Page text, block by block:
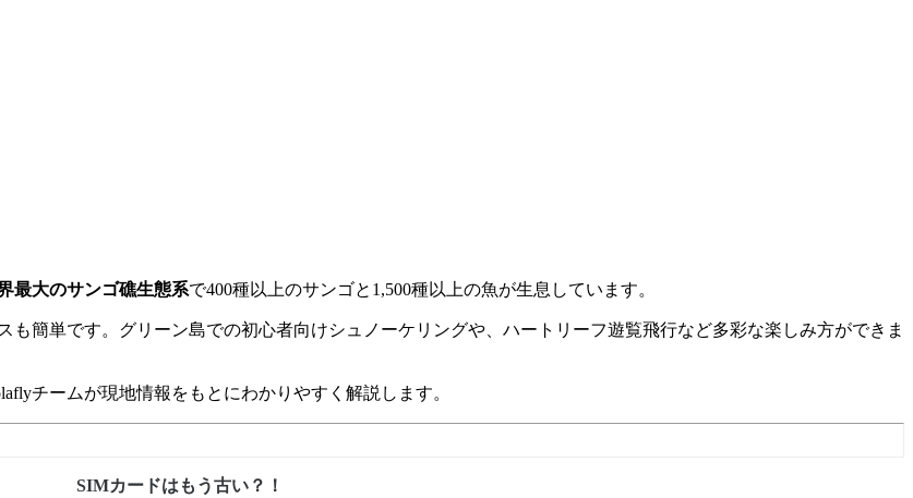
最大のサンゴ礁生態系で400種以上のサンゴと1,500種以上の魚が生息しています。
簡単です。グリーン島での初心者向けシュノーケリングや、ハートリーフ遊覧飛行など多彩な楽しみ方ができま
チームが現地情報をもとにわかりやすく解説します。
SIMカードはもう古い？！